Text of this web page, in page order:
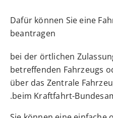
Dafür können Sie eine
beantragen
bei der örtlichen
betreffenden Fahrzeugs
über das Zentrale
beim Kraftfahrt-